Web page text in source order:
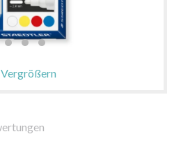
Vergrößern